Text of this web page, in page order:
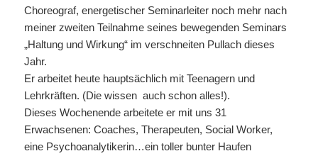
Choreograf, energetischer Seminarleiter noch mehr nach
meiner zweiten Teilnahme seines bewegenden Seminars
„Haltung und Wirkung“ im verschneiten Pullach dieses
Jahr.
Er arbeitet heute hauptsächlich mit Teenagern und
Lehrkräften. (Die wissen auch schon alles!).
Dieses Wochenende arbeitete er mit uns 31
Erwachsenen: Coaches, Therapeuten, Social Worker,
eine Psychoanalytikerin…ein toller bunter Haufen